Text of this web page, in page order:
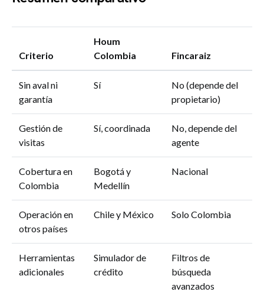
Criterio
Houm
Colombia
Fincaraiz
Sin aval ni
garantía
Sí
No (depende del
propietario)
Gestión de
visitas
Sí, coordinada
No, depende del
agente
Cobertura en
Colombia
Bogotá y
Medellín
Nacional
Operación en
otros países
Chile y México Solo Colombia
Herramientas
adicionales
Simulador de
crédito
Filtros de
búsqueda
avanzados